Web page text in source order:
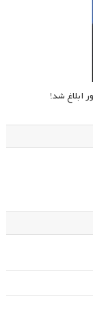
ابلاغ شد!